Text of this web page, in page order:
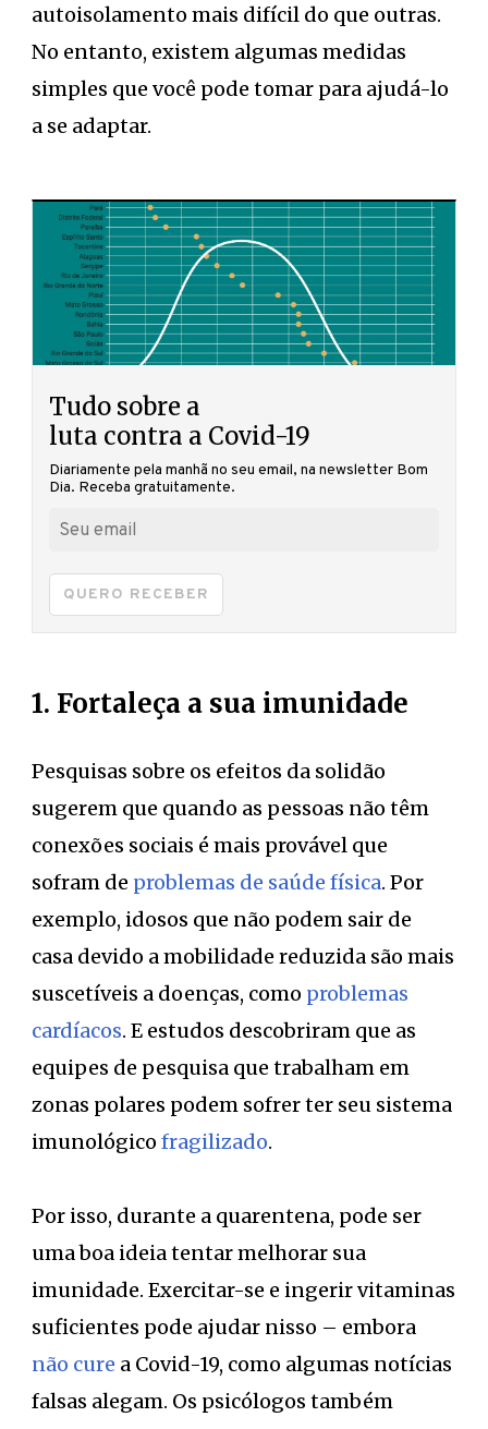
autoisolamento mais difícil do que outras.
No entanto, existem algumas medidas
simples que você pode tomar para ajudá-lo
a se adaptar.
Tudo sobre a
luta contra a Covid-19
Diariamente pela manhã no seu email, na newsletter Bom
Dia. Receba gratuitamente.
QUERO RECEBER
1. Fortaleça a sua imunidade
Pesquisas sobre os efeitos da solidão
sugerem que quando as pessoas não têm
conexões sociais é mais provável que
sofram de problemas de saúde física. Por
exemplo, idosos que não podem sair de
casa devido a mobilidade reduzida são mais
suscetíveis a doenças, como problemas
cardíacos. E estudos descobriram que as
equipes de pesquisa que trabalham em
zonas polares podem sofrer ter seu sistema
imunológico fragilizado.
Por isso, durante a quarentena, pode ser
uma boa ideia tentar melhorar sua
imunidade. Exercitar-se e ingerir vitaminas
suficientes pode ajudar nisso – embora
não cure a Covid-19, como algumas notícias
falsas alegam. Os psicólogos também